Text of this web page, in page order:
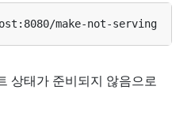
상태가 준비되지 않음으로